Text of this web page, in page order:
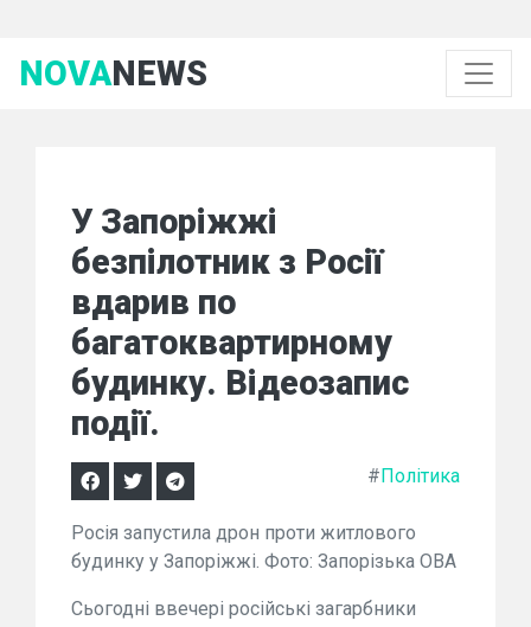
NOVANEWS
У Запоріжжі
безпілотник з Росії
вдарив по
багатоквартирному
будинку. Відеозапис
події.
#Політика
Росія запустила дрон проти житлового
будинку у Запоріжжі. Фото: Запорізька ОВА
Сьогодні ввечері російські загарбники